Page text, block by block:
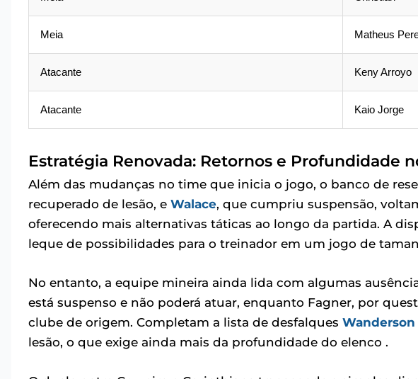
Meia Matheus
Atacante Keny Arroyo
Atacante Kaio Jorge
Estratégia Renovada: Retornos e Profundidade
Além das mudanças no time que inicia o jogo, o banco de
recuperado de lesão, e Walace, que cumpriu suspensão,
oferecendo mais alternativas táticas ao longo da partida. A
leque de possibilidades para o treinador em um jogo de
No entanto, a equipe mineira ainda lida com algumas
está suspenso e não poderá atuar, enquanto Fagner, por
clube de origem. Completam a lista de desfalques Wanderson
lesão, o que exige ainda mais da profundidade do elenco .